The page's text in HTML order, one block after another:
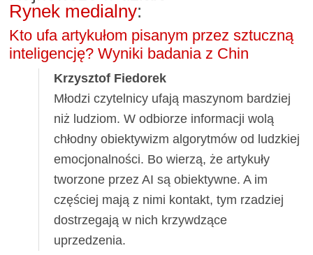
Rynek medialny:
Kto ufa artykułom pisanym przez sztuczną
inteligencję? Wyniki badania z Chin
Krzysztof Fiedorek
Młodzi czytelnicy ufają maszynom bardziej
niż ludziom. W odbiorze informacji wolą
chłodny obiektywizm algorytmów od ludzkiej
emocjonalności. Bo wierzą, że artykuły
tworzone przez AI są obiektywne. A im
częściej mają z nimi kontakt, tym rzadziej
dostrzegają w nich krzywdzące
uprzedzenia.